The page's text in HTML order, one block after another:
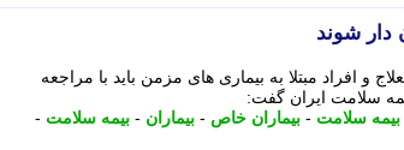
دار شوند
افراد مبتلا به بیماری های مزمن باید با مراجعه
سلامت ایران گفت:
سلامت - بیماران خاص - بیماران - بیمه سلامت -